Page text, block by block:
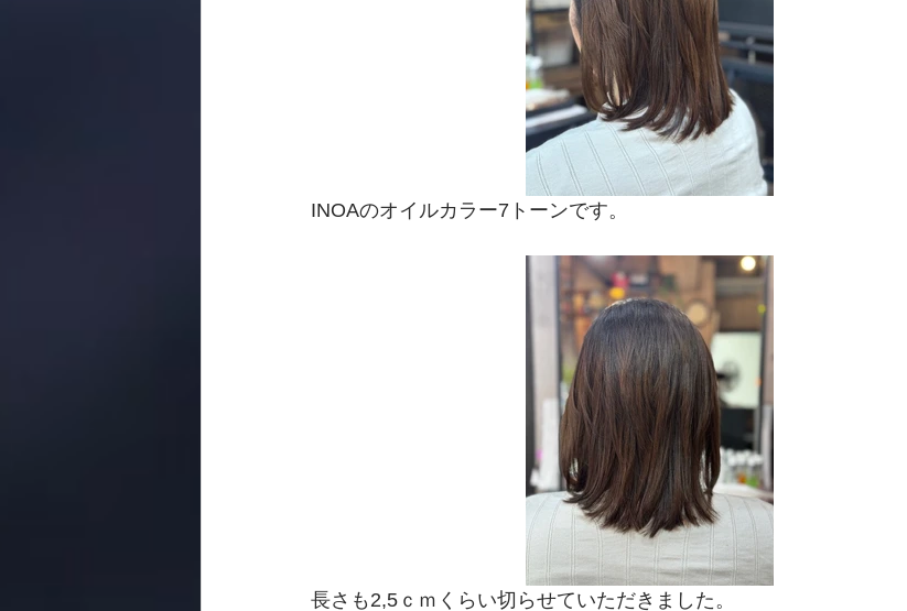
INOAのオイルカラー7トーンです。
長さも2,5ｃｍくらい切らせていただきました。